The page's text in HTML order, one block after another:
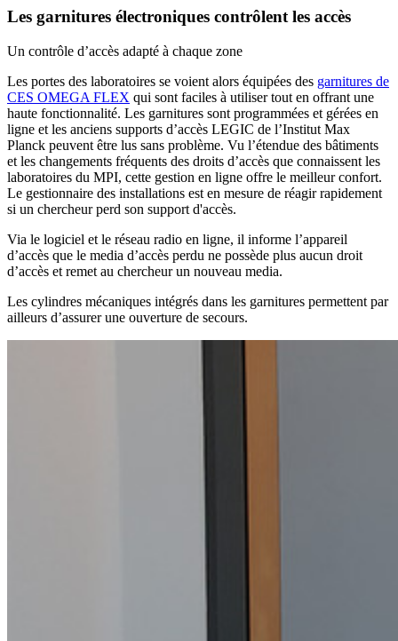
Les garnitures électroniques contrôlent les accès
Un contrôle d’accès adapté à chaque zone
Les portes des laboratoires se voient alors équipées des garnitures de
CES OMEGA FLEX qui sont faciles à utiliser tout en offrant une
haute fonctionnalité. Les garnitures sont programmées et gérées en
ligne et les anciens supports d’accès LEGIC de l’Institut Max
Planck peuvent être lus sans problème. Vu l’étendue des bâtiments
et les changements fréquents des droits d’accès que connaissent les
laboratoires du MPI, cette gestion en ligne offre le meilleur confort.
Le gestionnaire des installations est en mesure de réagir rapidement
si un chercheur perd son support d'accès.
Via le logiciel et le réseau radio en ligne, il informe l’appareil
d’accès que le media d’accès perdu ne possède plus aucun droit
d’accès et remet au chercheur un nouveau media.
Les cylindres mécaniques intégrés dans les garnitures permettent par
ailleurs d’assurer une ouverture de secours.